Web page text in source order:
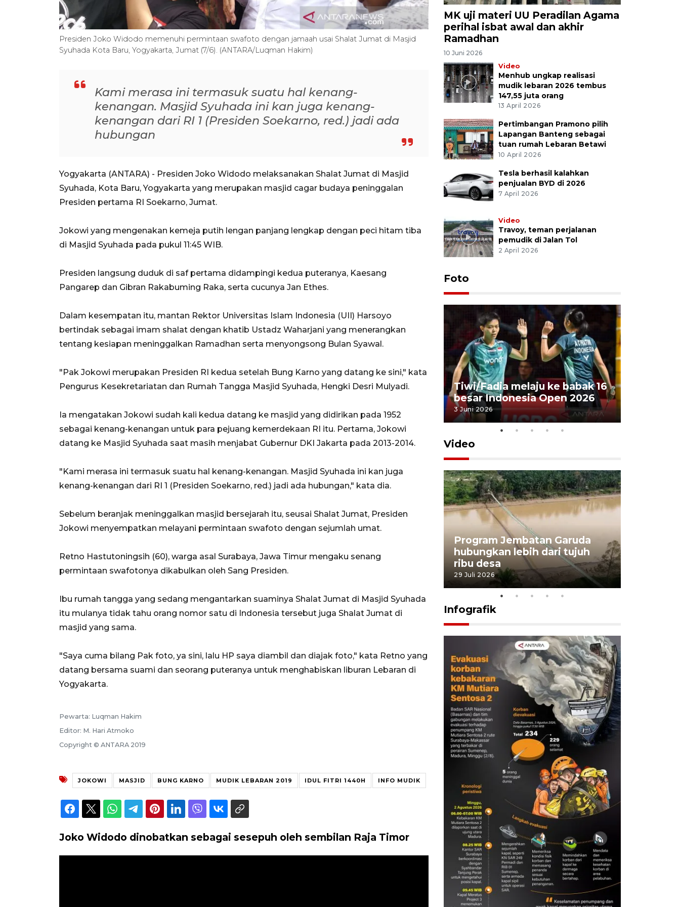
Presiden Joko Widodo memenuhi permintaan swafoto dengan jamaah usai Shalat Jumat di Masjid
Syuhada Kota Baru, Yogyakarta, Jumat (7/6). (ANTARA/Luqman Hakim)
Kami merasa ini termasuk suatu hal kenang-
kenangan. Masjid Syuhada ini kan juga kenang-
kenangan dari RI 1 (Presiden Soekarno, red.) jadi ada
hubungan
Yogyakarta (ANTARA) - Presiden Joko Widodo melaksanakan Shalat Jumat di Masjid
Syuhada, Kota Baru, Yogyakarta yang merupakan masjid cagar budaya peninggalan
Presiden pertama RI Soekarno, Jumat.
Jokowi yang mengenakan kemeja putih lengan panjang lengkap dengan peci hitam tiba
di Masjid Syuhada pada pukul 11:45 WIB.
Presiden langsung duduk di saf pertama didampingi kedua puteranya, Kaesang
Pangarep dan Gibran Rakabuming Raka, serta cucunya Jan Ethes.
Dalam kesempatan itu, mantan Rektor Universitas Islam Indonesia (UII) Harsoyo
bertindak sebagai imam shalat dengan khatib Ustadz Waharjani yang menerangkan
tentang kesiapan meninggalkan Ramadhan serta menyongsong Bulan Syawal.
"Pak Jokowi merupakan Presiden RI kedua setelah Bung Karno yang datang ke sini," kata
Pengurus Kesekretariatan dan Rumah Tangga Masjid Syuhada, Hengki Desri Mulyadi.
Ia mengatakan Jokowi sudah kali kedua datang ke masjid yang didirikan pada 1952
sebagai kenang-kenangan untuk para pejuang kemerdekaan RI itu. Pertama, Jokowi
datang ke Masjid Syuhada saat masih menjabat Gubernur DKI Jakarta pada 2013-2014.
"Kami merasa ini termasuk suatu hal kenang-kenangan. Masjid Syuhada ini kan juga
kenang-kenangan dari RI 1 (Presiden Soekarno, red.) jadi ada hubungan," kata dia.
Sebelum beranjak meninggalkan masjid bersejarah itu, seusai Shalat Jumat, Presiden
Jokowi menyempatkan melayani permintaan swafoto dengan sejumlah umat.
Retno Hastutoningsih (60), warga asal Surabaya, Jawa Timur mengaku senang
permintaan swafotonya dikabulkan oleh Sang Presiden.
Ibu rumah tangga yang sedang mengantarkan suaminya Shalat Jumat di Masjid Syuhada
itu mulanya tidak tahu orang nomor satu di Indonesia tersebut juga Shalat Jumat di
masjid yang sama.
"Saya cuma bilang Pak foto, ya sini, lalu HP saya diambil dan diajak foto," kata Retno yang
datang bersama suami dan seorang puteranya untuk menghabiskan liburan Lebaran di
Yogyakarta.
Pewarta: Luqman Hakim
Editor: M. Hari Atmoko
Copyright © ANTARA 2019
JOKOWI MASJID BUNG KARNO MUDIK LEBARAN 2019 IDUL FITRI 1440H INFO MUDIK
Joko Widodo dinobatkan sebagai sesepuh oleh sembilan Raja Timor
MK uji materi UU Peradilan Agama
perihal isbat awal dan akhir
Ramadhan
10 Juni 2026
Video
Menhub ungkap realisasi
mudik lebaran 2026 tembus
147,55 juta orang
13 April 2026
Pertimbangan Pramono pilih
Lapangan Banteng sebagai
tuan rumah Lebaran Betawi
10 April 2026
Tesla berhasil kalahkan
penjualan BYD di 2026
7 April 2026
Video
Travoy, teman perjalanan
pemudik di Jalan Tol
2 April 2026
Foto
silaturahim masyarakat dan
upaya pelestarian budaya di
Tiwi/Fadia melaju ke babak 16
besar Indonesia Open 2026
3 Juni 2026
Video
timnas Ramadhan Sananta
kembali asah naluri
9 Juli 2026
Program Jembatan Garuda
hubungkan lebih dari tujuh
ribu desa
29 Juli 2026
Infografik